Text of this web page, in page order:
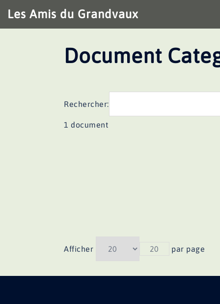
au
contenu
Les Amis du Grandvaux
Document
Rechercher:
1 document
Afficher 20 par page